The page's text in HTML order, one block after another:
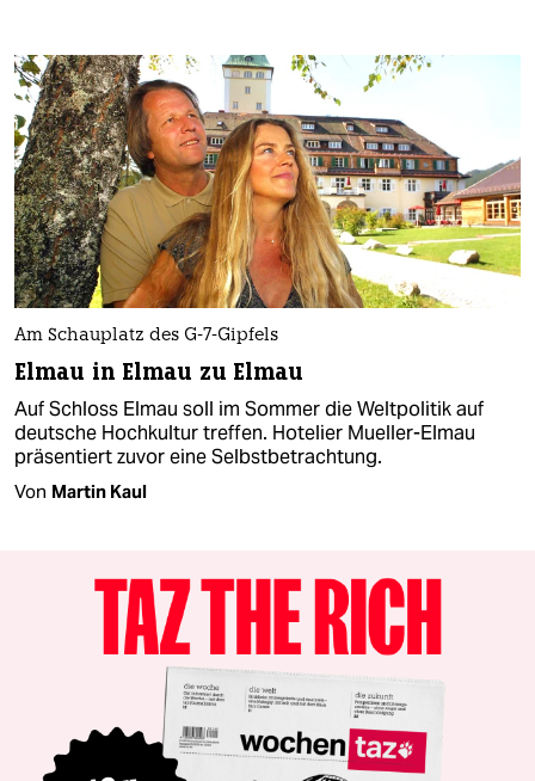
Am Schauplatz des G-7-Gipfels
Elmau in Elmau zu Elmau
Auf Schloss Elmau soll im Sommer die Weltpolitik auf
deutsche Hochkultur treffen. Hotelier Mueller-Elmau
präsentiert zuvor eine Selbstbetrachtung.
Von Martin Kaul